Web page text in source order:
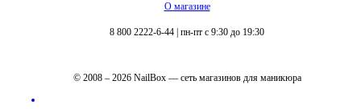
О магазине
8 800 2222-6-44 пн-пт с 9:30 до 19:30
© 2008 – 2026 NailBox — сеть магазинов для маникюра